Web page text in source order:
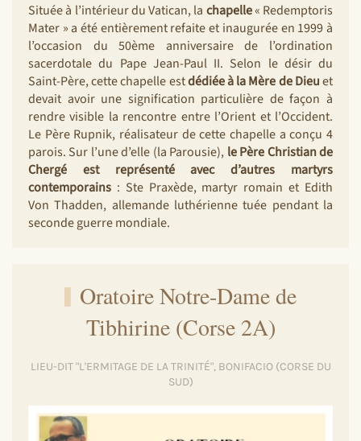
Située à l’intérieur du Vatican, la chapelle« Redemptoris
Mater » a été entièrement refaite et inaugurée en 1999 à
l’occasion du 50ème anniversaire de l’ordination
sacerdotale du Pape Jean-Paul II. Selon le désir du
Saint-Père, cette chapelle estdédiée à la Mère de Dieuet
devait avoir une signification particulière de façon à
rendre visible la rencontre entre l’Orient et l’Occident.
Le Père Rupnik, réalisateur de cette chapelle a conçu 4
parois. Sur l’une d’elle (la Parousie), le Père Christian de
Chergé est représentéavec d’autres martyrs
contemporains : Ste Praxède, martyr romain et Edith
Von Thadden, allemande luthérienne tuée pendant la
seconde guerre mondiale.
Oratoire Notre-Dame de
Tibhirine (Corse 2A)
LIEU-DIT "L'ERMITAGE DE LA TRINITÉ", BONIFACIO (CORSE DU
SUD)